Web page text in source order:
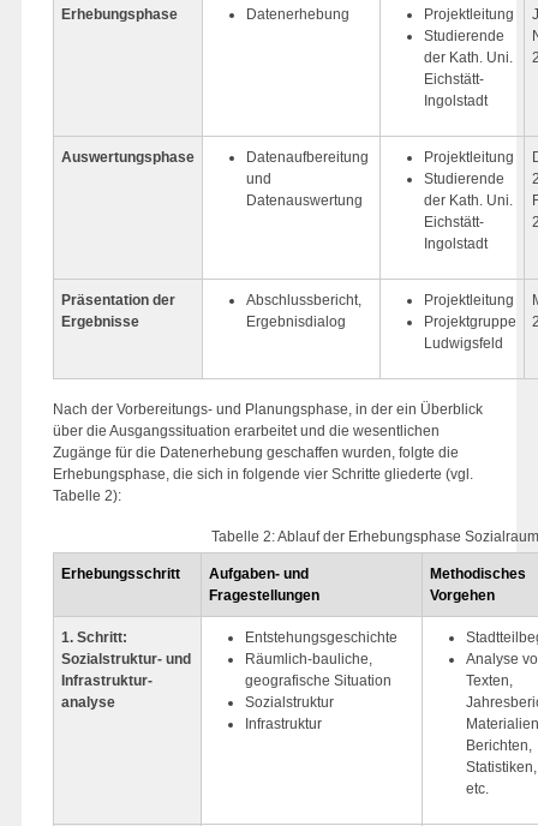
Erhebungsphase Datenerhebung
Projektleitung
Studierende
der Kath. Uni.
Eichstätt-
Ingolstadt
Auswertungsphase
Datenaufbereitung
und
Datenauswertung
Projektleitung
Studierende
der Kath. Uni.
Eichstätt-
Ingolstadt
Präsentation der
Ergebnisse
Abschlussbericht,
Ergebnisdialog
Projektleitung
Projektgruppe
Ludwigsfeld
Nach der Vorbereitungs- und Planungsphase, in der ein Überblick
über die Ausgangssituation erarbeitet und die wesentlichen
Zugänge für die Datenerhebung geschaffen wurden, folgte die
Erhebungsphase, die sich in folgende vier Schritte gliederte (vgl.
Tabelle 2):
Tabelle 2: Ablauf der Erhebungsphase
Erhebungsschritt
Aufgaben- und
Fragestellungen
Methodisches
Vorgehen
1. Schritt:
Sozialstruktur- und
Infrastruktur-
analyse
Entstehungs­geschichte
Räumlich-bauliche,
geografische Situation
Sozialstruktur
Infrastruktur
Analyse
Texten,
Berichten,
etc.